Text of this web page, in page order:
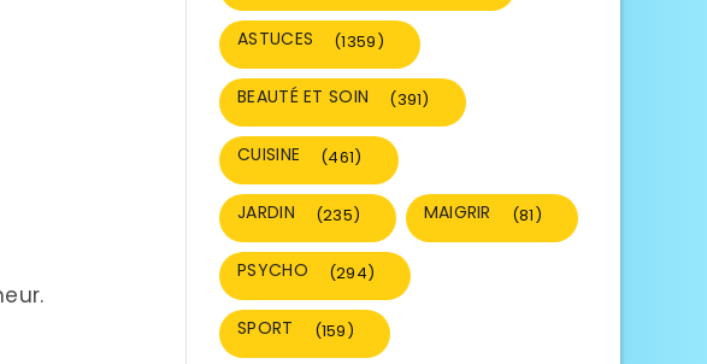
ASTUCES (1359)
BEAUTÉ ET SOIN (391)
CUISINE (461)
JARDIN (235) MAIGRIR (81)
PSYCHO (294)
SPORT (159)